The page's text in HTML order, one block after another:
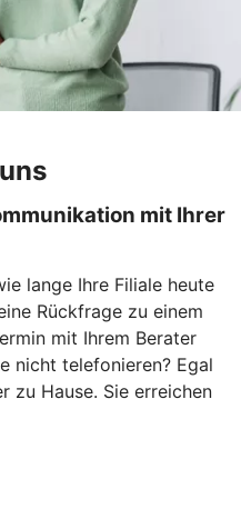
mit Ihrer
lange Ihre Filiale heute
Rückfrage zu einem
mit Ihrem Berater
nicht telefonieren? Egal
zu Hause. Sie erreichen